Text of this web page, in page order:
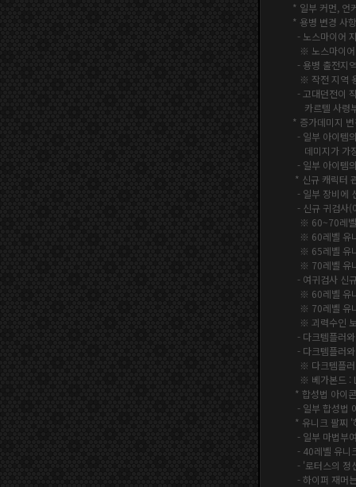
* 일부 커먼, 언
* 용병 변경 사항
- 노스마이어
※ 노스마이어
- 용병 출전지
※ 작전 지역
- 고대던전이
카르텔 사령
* 증가데미지
- 일부 아이템
데미지가 가
- 일부 아이템
* 신규 캐릭터
- 일부 장비에
- 신규 귀검사
※ 60~70레
※ 60레벨 유
※ 65레벨 유
※ 70레벨 유
- 여귀검사 신
※ 60레벨 유
※ 70레벨 유
※ 괴력수인
- 다크템플러
- 다크템플러
※ 다크템플
※ 베가본드 :
* 합성법 아이
- 일부 합성법
* 유니크 팔찌 '
- 40레벨 유니
- '로터스의 정
- 하이퍼 재머
- 일부 마법부